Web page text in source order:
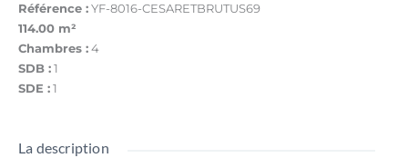
Référence :YF-8016-CESARETBRUTUS69
114.00 m²
Chambres :4
SDB :1
SDE :1
La description